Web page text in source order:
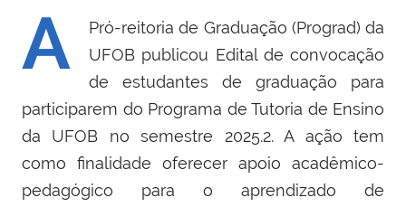
A
Pró-reitoria de Graduação (Prograd) da
UFOB publicou Edital de convocação
de estudantes de graduação para
participarem do Programa de Tutoria de Ensino
da UFOB no semestre 2025.2. A ação tem
como finalidade oferecer apoio acadêmico-
pedagógico para o aprendizado de